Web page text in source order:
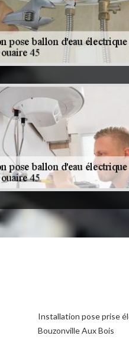
Installation pose prise
Bouzonville Aux Bois